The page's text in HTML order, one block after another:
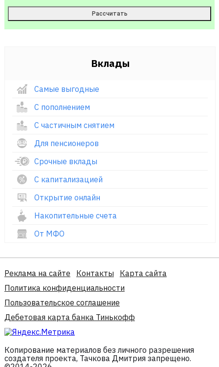
Вклады
Самые выгодные
С пополнением
С частичным снятием
Для пенсионеров
Срочные вклады
С капитализацией
Открытие онлайн
Накопительные счета
От МФО
Реклама на сайте Контакты
Карта сайта
Политика конфиденциальности
Пользовательское соглашение
Дебетовая карта банка Тинькофф
Копирование материалов без личного разрешения
создателя проекта, Тачкова Дмитрия запрещено.